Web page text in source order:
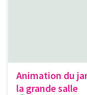
Animation du
la grande salle